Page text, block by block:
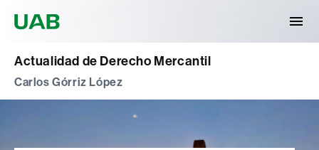
Actualidad de Derecho Mercantil
Carlos Górriz López